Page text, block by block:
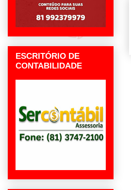
ESCRITÓRIO DE
CONTABILIDADE